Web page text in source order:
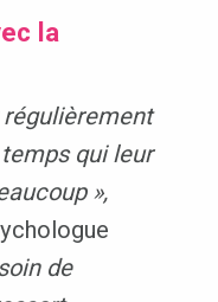
la
qui leur
»,
de